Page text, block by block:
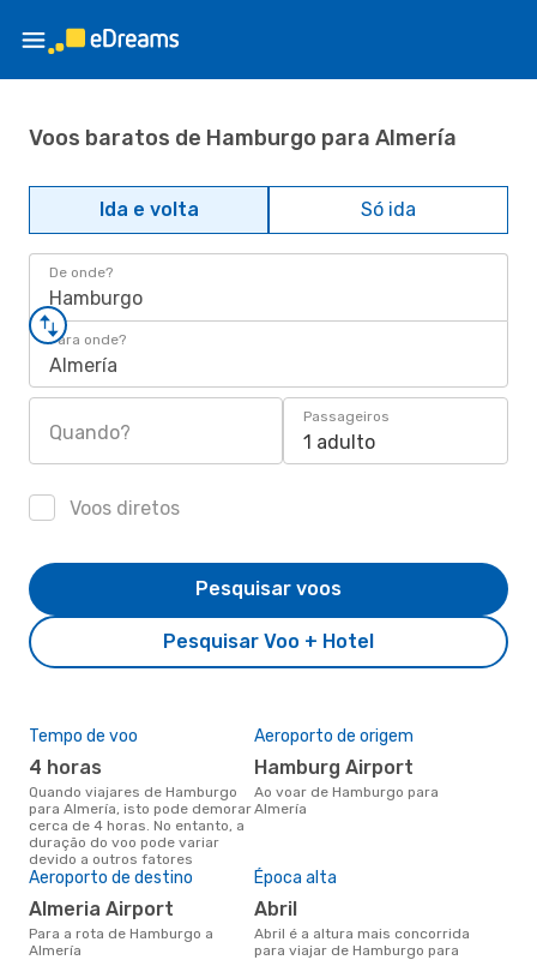
Voos baratos de Hamburgo para Almería
Ida e volta Só ida
De onde?
Hamburgo
Para onde?
Almería
Quando?
Passageiros
1 adulto
Voos diretos
Pesquisar Voo + Hotel
Pesquisar voos
Tempo de voo
4 horas
Quando viajares de Hamburgo
para Almería, isto pode demorar
cerca de 4 horas. No entanto, a
duração do voo pode variar
devido a outros fatores
Aeroporto de origem
Hamburg Airport
Ao voar de Hamburgo para
Almería
Aeroporto de destino
Almeria Airport
Para a rota de Hamburgo a
Almería
Época alta
abril
abril é a altura mais concorrida
para viajar de Hamburgo para